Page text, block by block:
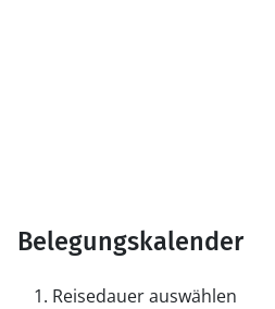
Belegungskalender
Reisedauer auswählen